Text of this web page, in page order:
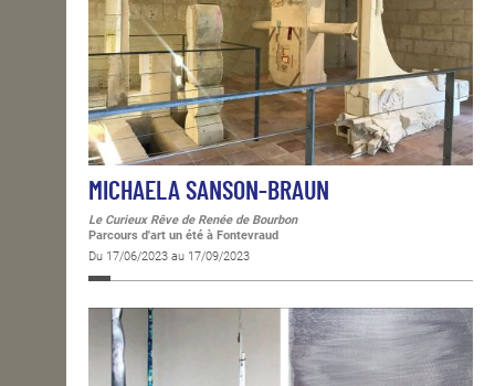
MICHAELA SANSON-BRAUN
Le Curieux Rêve de Renée de Bourbon
Parcours d'art un été à Fontevraud
Du 17/06/2023 au 17/09/2023